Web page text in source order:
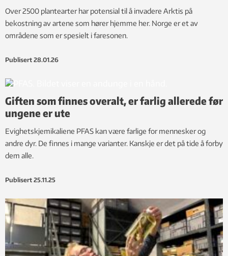
Over 2500 plantearter har potensial til å invadere Arktis på
bekostning av artene som hører hjemme her. Norge er et av
områdene som er spesielt i faresonen.
Publisert 28.01.26
Giften som finnes overalt, er farlig allerede før
ungene er ute
Evighetskjemikaliene PFAS kan være farlige for mennesker og
andre dyr. De finnes i mange varianter. Kanskje er det på tide å forby
dem alle.
Publisert 25.11.25